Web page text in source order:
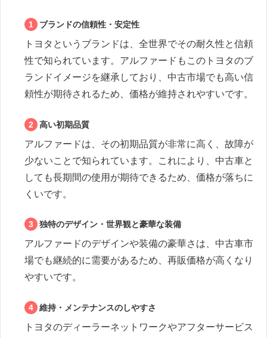
ブランドの信頼性・安定性
トヨタというブランドは、全世界でその耐久性と信頼
性で知られています。アルファードもこのトヨタのブ
ランドイメージを継承しており、中古市場でも高い信
頼性が期待されるため、価格が維持されやすいです。
高い初期品質
アルファードは、その初期品質が非常に高く、故障が
少ないことで知られています。これにより、中古車と
しても長期間の使用が期待できるため、価格が落ちに
くいです。
独特のデザイン・世界観と豪華な装備
アルファードのデザインや装備の豪華さは、中古車市
場でも継続的に需要があるため、再販価格が高くなり
やすいです。
維持・メンテナンスのしやすさ
トヨタのディーラーネットワークやアフターサービス